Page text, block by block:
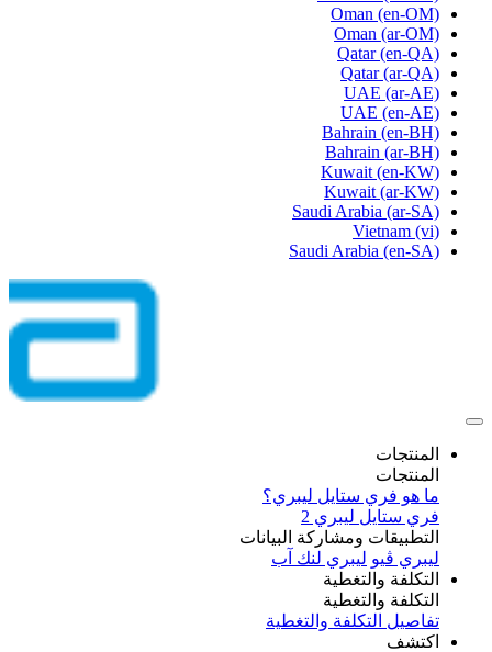
Oman (en-OM)
Oman (ar-OM)
Qatar (en-QA)
Qatar (ar-QA)
UAE (ar-AE)
UAE (en-AE)
Bahrain (en-BH)
Bahrain (ar-BH)
Kuwait (en-KW)
Kuwait (ar-KW)
Saudi Arabia (ar-SA)
Vietnam (vi)
Saudi Arabia (en-SA)
المنتجات
المنتجات
ما هو فري ستايل ليبري؟
فري ستايل ليبري 2
التطبيقات ومشاركة البيانات
ليبري ڤيو ليبري لنك آب
التكلفة والتغطية
التكلفة والتغطية
تفاصيل التكلفة والتغطية
اكتشف​